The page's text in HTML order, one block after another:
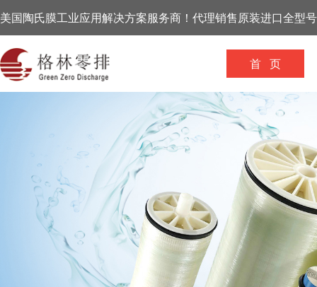
美国陶氏膜工业应用解决方案服务商！代理销售原装进口全型
首 页